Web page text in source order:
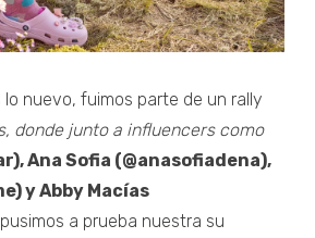
nuevo, fuimos parte de un rally
donde junto a influencers como
Ana Sofia (@anasofiadena),
y Abby Macías
pusimos a prueba nuestra su